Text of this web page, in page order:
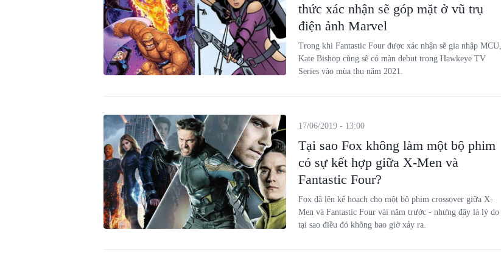
thức xác nhận sẽ góp mặt ở vũ trụ
điện ảnh Marvel
Trong khi Fantastic Four được xác nhận sẽ gia nhập MCU,
Kate Bishop cũng sẽ có màn debut trong Hawkeye TV
Series vào mùa thu năm 2021.
Tại sao Fox không làm một bộ phim
có sự kết hợp giữa X-Men và
Fantastic Four?
17/06/2019 - 13:00
Fox đã lên kế hoạch cho một bộ phim crossover giữa X-
Men và Fantastic Four vài năm trước - nhưng đây là lý do
tại sao điều đó không bao giờ xảy ra.